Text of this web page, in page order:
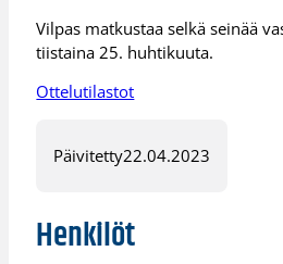
Vilpas matkustaa selkä seinää
tiistaina 25. huhtikuuta.
Ottelutilastot
Päivitetty22.04.2023
Henkilöt